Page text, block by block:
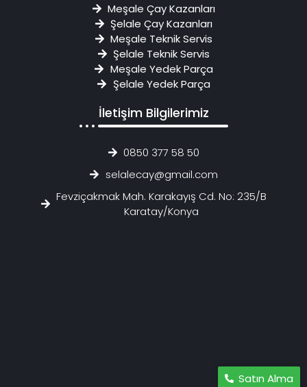
Meşale Çay Kazanları
Şelale Çay Kazanları
Meşale Teknik Servis
Şelale Teknik Servis
Meşale Yedek Parça
Şelale Yedek Parça
İletişim Bilgilerimiz
0850 377 58 50
selalecay@gmail.com
Fevziçakmak Mah. Karakayış Cd. No: 235/B
Karatay/Konya
Satın Alma